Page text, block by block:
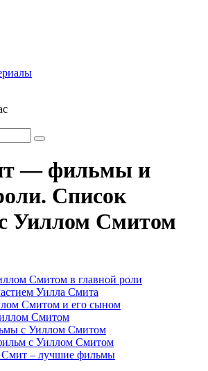
— фильмы и
Список
Уиллом Смитом
Смитом в главной роли
Уилла Смита
Смитом и его сыном
Смитом
с Уиллом Смитом
с Уиллом Смитом
– лучшие фильмы